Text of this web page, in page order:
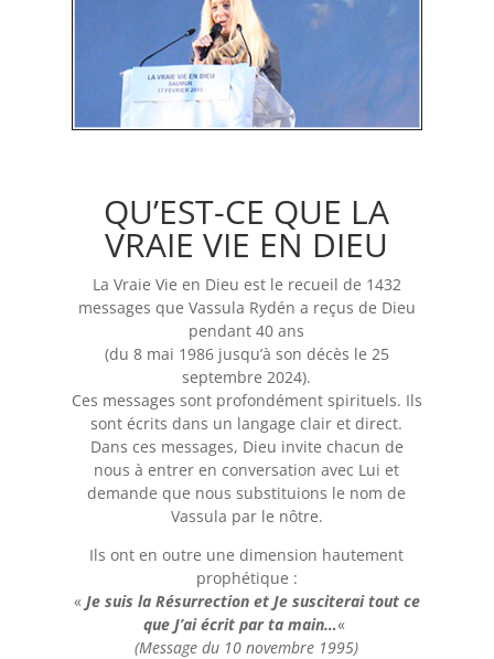
QU’EST-CE QUE LA
VRAIE VIE EN DIEU
La Vraie Vie en Dieu est le recueil de 1432
messages que Vassula Rydén a reçus de Dieu
pendant 40 ans
(du 8 mai 1986 jusqu’à son décès le 25
septembre 2024).
Ces messages sont profondément spirituels. Ils
sont écrits dans un langage clair et direct.
Dans ces messages, Dieu invite chacun de
nous à entrer en conversation avec Lui et
demande que nous substituions le nom de
Vassula par le nôtre.
Ils ont en outre une dimension hautement
prophétique :
« Je suis la Résurrection et Je susciterai tout ce
que J’ai écrit par ta main…«
(Message du 10 novembre 1995)